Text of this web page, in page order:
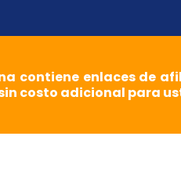
contiene enlaces de
costo adicional para